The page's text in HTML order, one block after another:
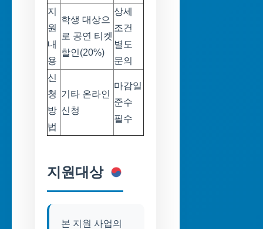
지
원
내
용
학생 대상으
로 공연 티켓
할인(20%)
상세
조건
별도
문의
신
청
방
법
기타 온라인
신청
마감일
준수
필수
지원대상
본 지원 사업의